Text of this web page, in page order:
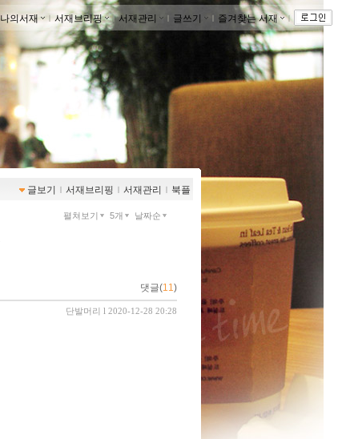
나의서재 ｌ서재브리핑 ｌ서재관리 ｌ 글쓰기 ｌ 즐겨찾는 서재 ｌ
글보기 ｌ 서재브리핑 ｌ 서재관리 ｌ 북플
펼쳐보기 5개 날짜순
댓글(11)
단발머리 l 2020-12-28 20:28